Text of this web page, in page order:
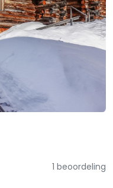
1 beoordeling